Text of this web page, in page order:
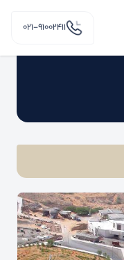
۰۲۱-91002411